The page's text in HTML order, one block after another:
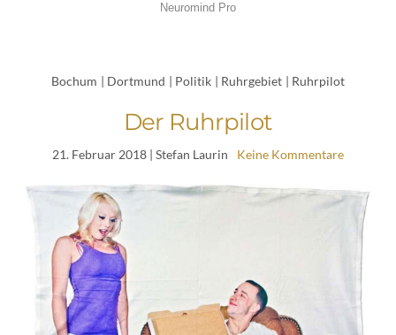
Bochum | Dortmund | Politik | Ruhrgebiet | Ruhrpilot
Der Ruhrpilot
21. Februar 2018 | Stefan Laurin Keine Kommentare